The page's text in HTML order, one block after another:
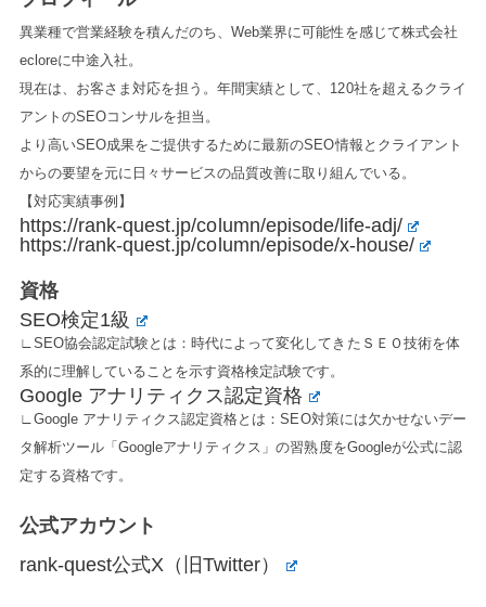
異業種で営業経験を積んだのち、Web業界に可能性を感じて株式会社
ecloreに中途入社。
現在は、お客さま対応を担う。年間実績として、120社を超えるクライ
アントのSEOコンサルを担当。
より高いSEO成果をご提供するために最新のSEO情報とクライアント
からの要望を元に日々サービスの品質改善に取り組んでいる。
【対応実績事例】
https://rank-quest.jp/column/episode/life-adj/
https://rank-quest.jp/column/episode/x-house/
資格
SEO検定1級
∟SEO協会認定試験とは：時代によって変化してきたＳＥＯ技術を体
系的に理解していることを示す資格検定試験です。
Google アナリティクス認定資格
∟Google アナリティクス認定資格とは：SEO対策には欠かせないデー
タ解析ツール「Googleアナリティクス」の習熟度をGoogleが公式に認
定する資格です。
公式アカウント
rank-quest公式X（旧Twitter）